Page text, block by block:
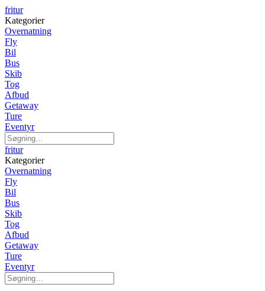
fritur
Kategorier
Overnatning
Fly
Bil
Bus
Skib
Tog
Afbud
Getaway
Ture
Eventyr
fritur
Kategorier
Overnatning
Fly
Bil
Bus
Skib
Tog
Afbud
Getaway
Ture
Eventyr